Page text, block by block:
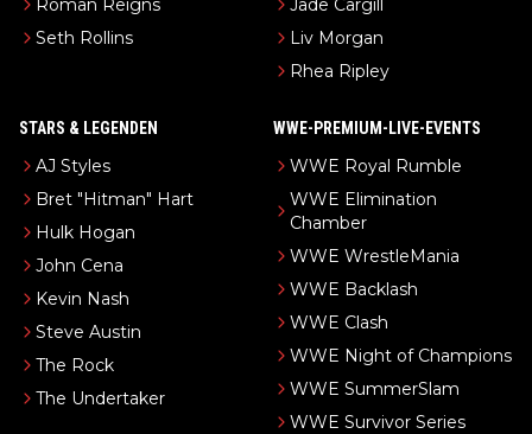
Roman Reigns
Seth Rollins
Jade Cargill
Liv Morgan
Rhea Ripley
STARS & LEGENDEN
AJ Styles
Bret "Hitman" Hart
Hulk Hogan
John Cena
Kevin Nash
Steve Austin
The Rock
The Undertaker
WWE-PREMIUM-LIVE-EVENTS
WWE Royal Rumble
WWE Elimination
Chamber
WWE WrestleMania
WWE Backlash
WWE Clash
WWE Night of Champions
WWE SummerSlam
WWE Survivor Series